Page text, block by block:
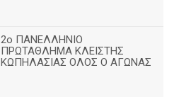
2ο ΠΑΝΕΛΛΗΝΙΟ
ΠΡΩΤΑΘΛΗΜΑ ΚΛΕΙΣΤΗΣ
ΚΩΠΗΛΑΣΙΑΣ ΟΛΟΣ Ο ΑΓΩΝΑΣ